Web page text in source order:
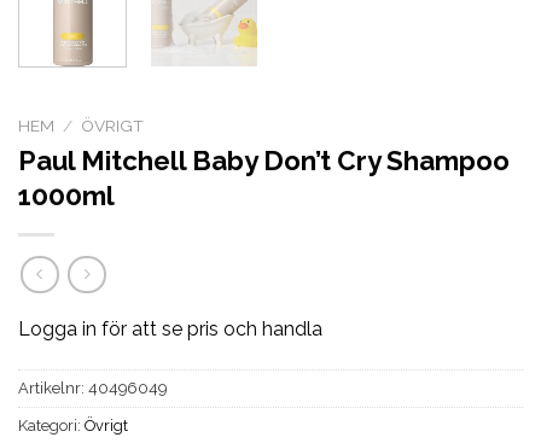
HEM / ÖVRIGT
Paul Mitchell Baby Don’t Cry Shampoo
1000ml
Logga in för att se pris och handla
Artikelnr: 40496049
Kategori: Övrigt